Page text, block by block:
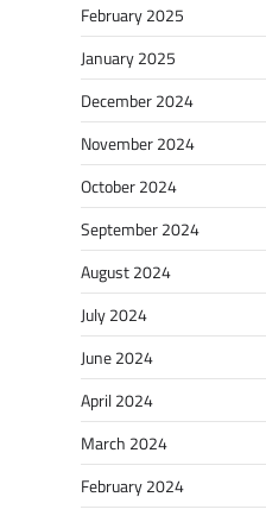
February 2025
January 2025
December 2024
November 2024
October 2024
September 2024
August 2024
July 2024
June 2024
April 2024
March 2024
February 2024